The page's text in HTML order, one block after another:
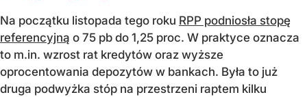
Na początku listopada tego roku RPP podniosła stopę
referencyjną o 75 pb do 1,25 proc. W praktyce oznacza
to m.in. wzrost rat kredytów oraz wyższe
oprocentowania depozytów w bankach. Była to już
druga podwyżka stóp na przestrzeni raptem kilku